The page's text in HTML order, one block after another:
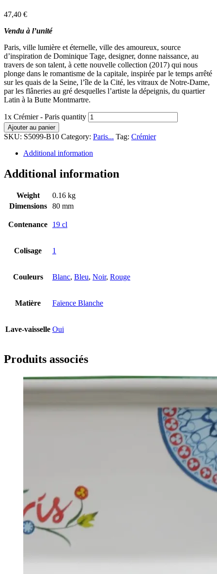
47,40 €
Vendu à l’unité
Paris, ville lumière et éternelle, ville des amoureux, source
d’inspiration de Dominique Tage, designer, donne naissance, au
travers de son talent, à cette nouvelle collection (2017) qui nous
plonge dans le romantisme de la capitale, inspirée par le temps arrêté
sur les quais de la Seine, l’île de la Cité, les vitraux de Notre-Dame,
par les flâneries au gré desquelles l’artiste la dépeignis, du quartier
Latin à la Butte Montmartre.
1x Crémier - Paris quantity
Ajouter au panier
SKU: S5099-B10 Category: Paris... Tag: Crémier
Additional information
Additional information
Weight
0.16 kg
Dimensions
80 mm
Contenance 19 cl
Colisage 1
Couleurs Blanc, Bleu, Noir, Rouge
Matière Faïence Blanche
Lave-vaisselle Oui
Produits associés